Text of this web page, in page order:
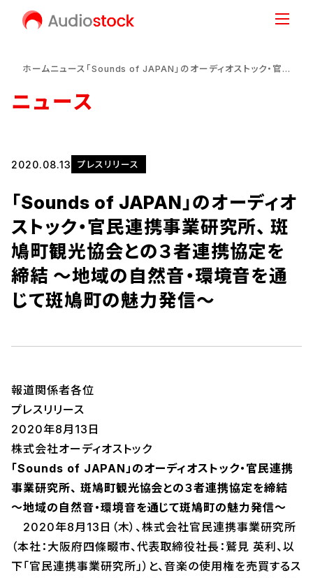
ホームニュース 「Sounds of JAPAN」のオーディオストック・官民連携事業研究所、 斑鳩町観光協会との３者連携協定を締結 ～地域の自然音・環境音を通じて斑鳩町の魅力発信～
ニュース
2020.08.13 プレスリリース
「Sounds of JAPAN」のオーディオ
ストック・官民連携事業研究所、 斑
鳩町観光協会との３者連携協定を
締結 ～地域の自然音・環境音を通
じて斑鳩町の魅力発信～
報道関係者各位
プレスリリース
2020年8月13日
株式会社オーディオストック
「Sounds of JAPAN」のオーディオストック・官民連携
事業研究所、 斑鳩町観光協会との３者連携協定を締結
～地域の自然音・環境音を通じて斑鳩町の魅力発信～
2020年8月13日（木）、株式会社官民連携事業研究所
（本社：大阪府四條畷市、代表取締役社長：鷲見 英利、以
下「官民連携事業研究所」）と、音楽の使用権を売買するス